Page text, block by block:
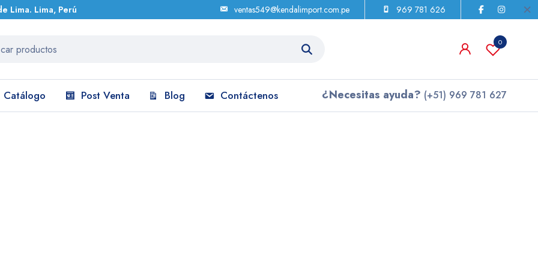
Lima. Lima, Perú ventas549@kendalimport.com.pe 969 781 626
0
Catálogo Post Venta Blog Contáctenos ¿Necesitas ayuda? (+51) 969 781 627